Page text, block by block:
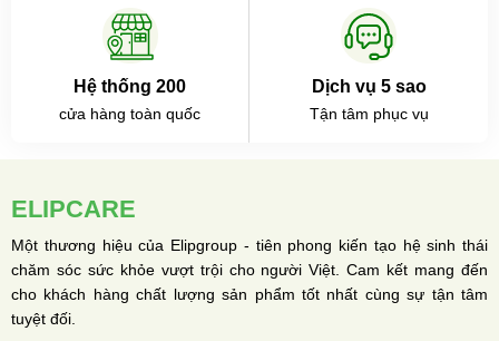
Hệ thống 200
cửa hàng toàn quốc
Dịch vụ 5 sao
Tận tâm phục vụ
ELIPCARE
Một thương hiệu của Elipgroup - tiên phong kiến tạo hệ sinh thái
chăm sóc sức khỏe vượt trội cho người Việt. Cam kết mang đến
cho khách hàng chất lượng sản phẩm tốt nhất cùng sự tận tâm
tuyệt đối.